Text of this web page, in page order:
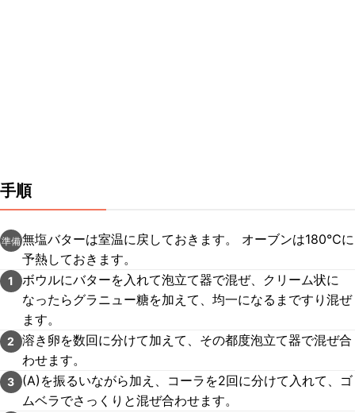
手順
準備無塩バターは室温に戻しておきます。 オーブンは180℃に
予熱しておきます。
1
ボウルにバターを入れて泡立て器で混ぜ、クリーム状に
なったらグラニュー糖を加えて、均一になるまですり混ぜ
ます。
2
溶き卵を数回に分けて加えて、その都度泡立て器で混ぜ合
わせます。
3
(A)を振るいながら加え、コーラを2回に分けて入れて、ゴ
ムベラでさっくりと混ぜ合わせます。